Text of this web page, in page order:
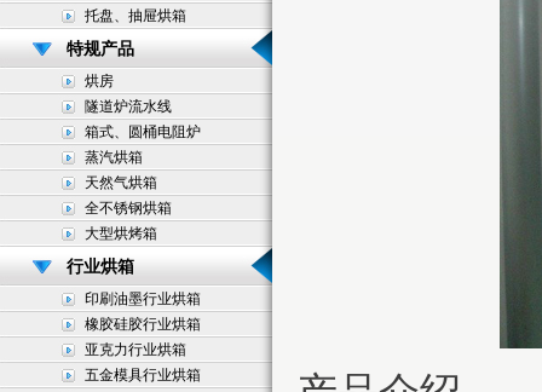
托盘、抽屉烘箱
特规产品
烘房
隧道炉流水线
箱式、圆桶电阻炉
蒸汽烘箱
天然气烘箱
全不锈钢烘箱
大型烘烤箱
行业烘箱
印刷油墨行业烘箱
橡胶硅胶行业烘箱
亚克力行业烘箱
五金模具行业烘箱